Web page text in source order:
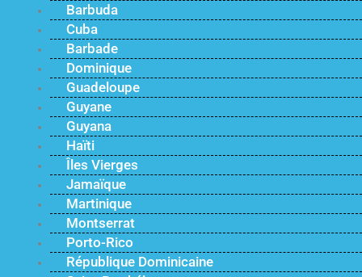
Barbuda
Cuba
Barbade
Dominique
Guadeloupe
Guyane
Guyana
Haïti
Îles Vierges
Jamaïque
Martinique
Montserrat
Porto-Rico
République Dominicaine